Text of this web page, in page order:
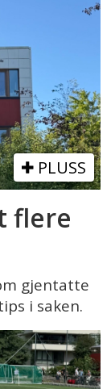
PLUSS
flere
gjentatte
i saken.